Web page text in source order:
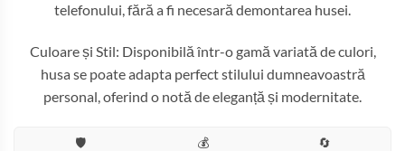
telefonului, fără a fi necesară demontarea husei.
Culoare și Stil: Disponibilă într-o gamă variată de culori,
husa se poate adapta perfect stilului dumneavoastră
personal, oferind o notă de eleganță și modernitate.
🛡️ 💰 🔄